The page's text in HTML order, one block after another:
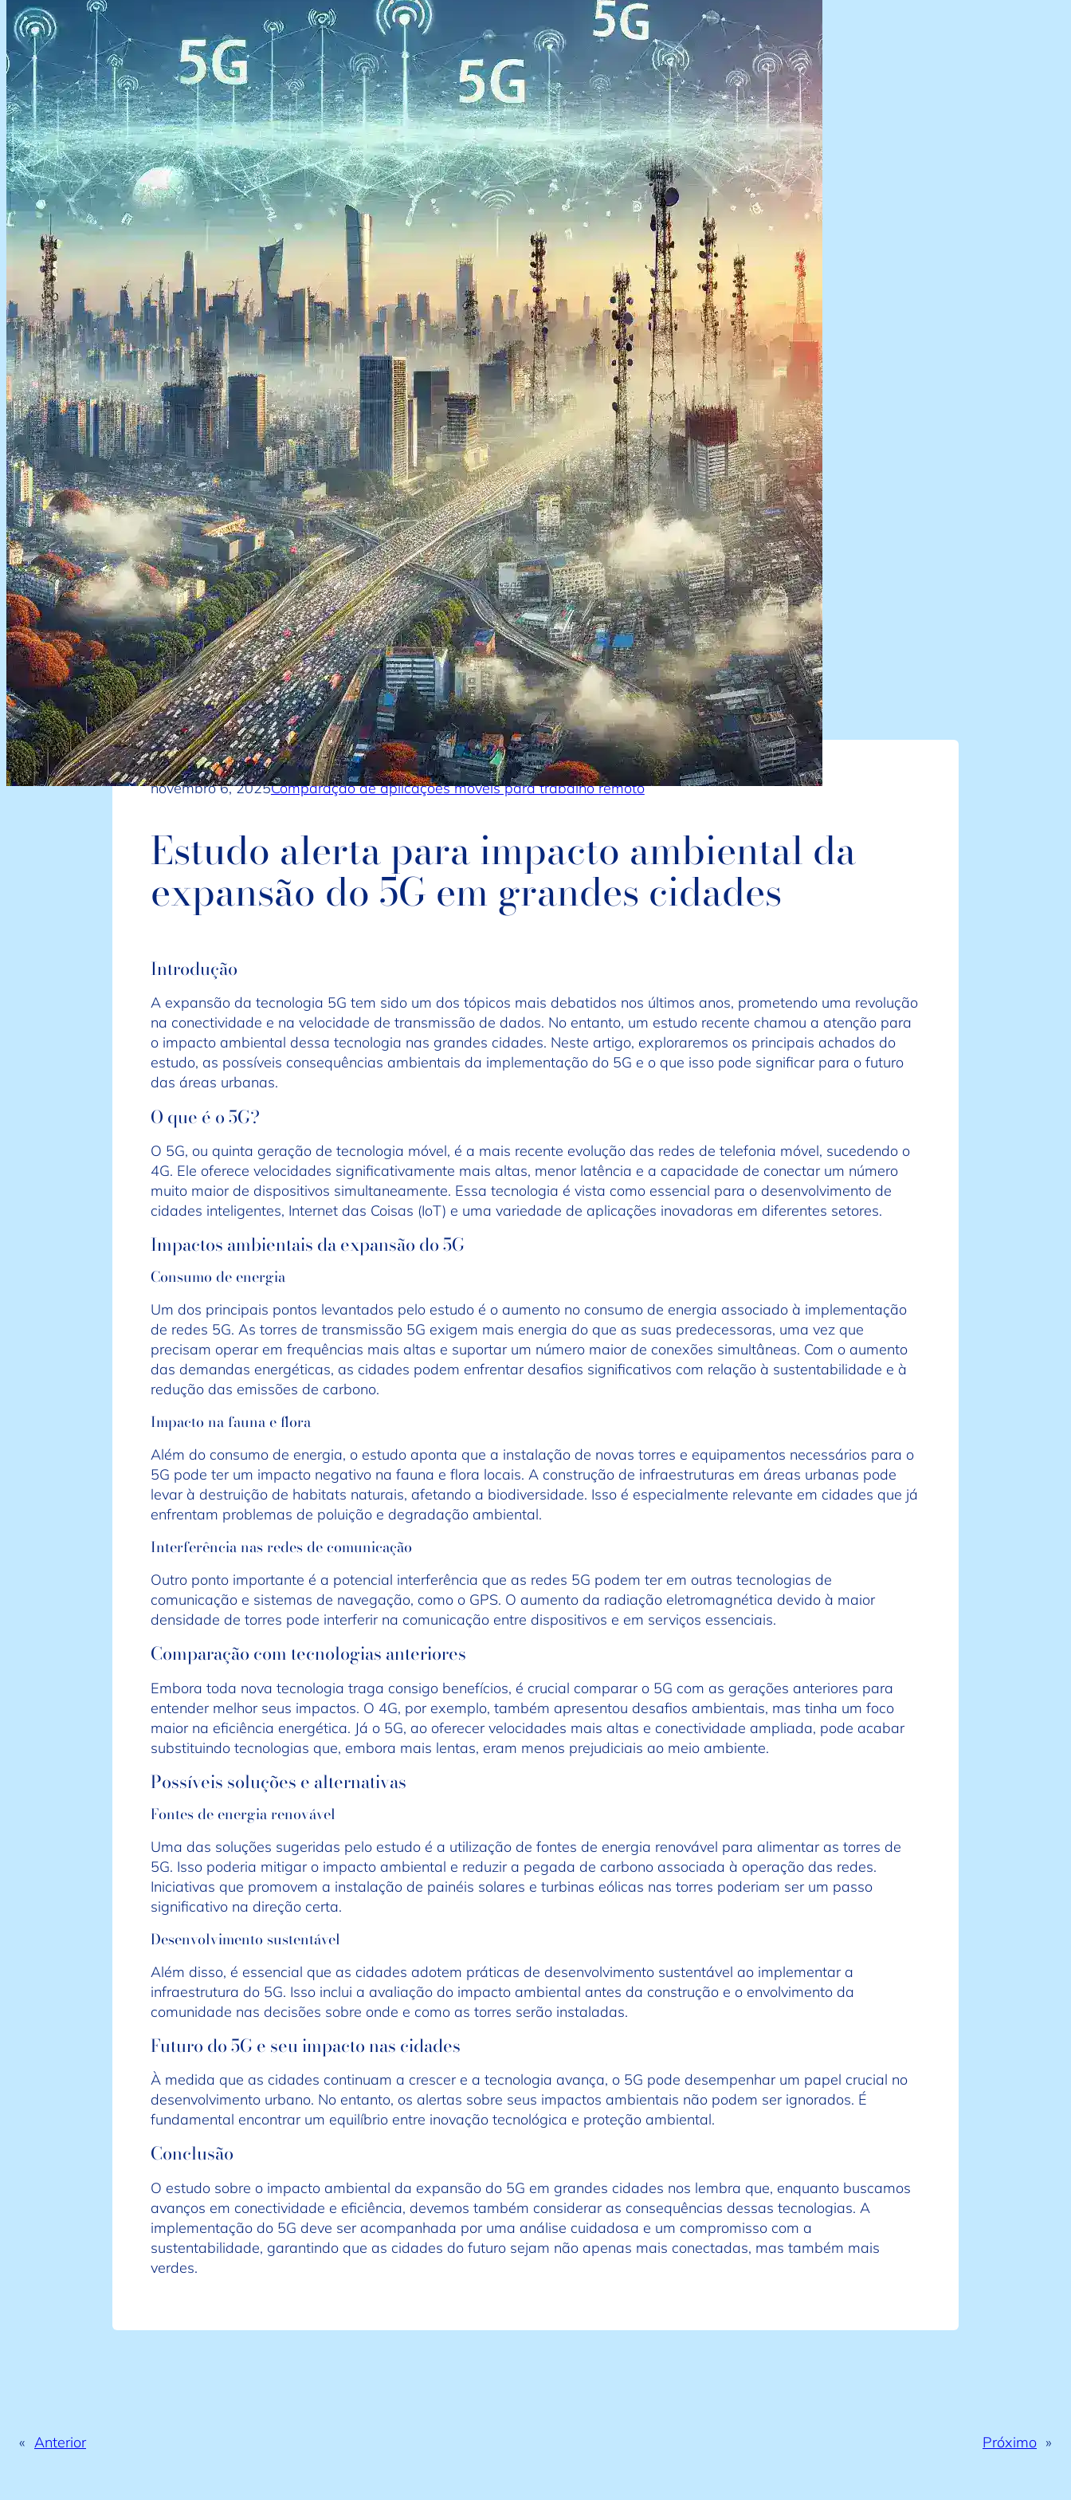
novembro 6, 2025Comparação de aplicações móveis para trabalho remoto
Estudo alerta para impacto ambiental da
expansão do 5G em grandes cidades
Introdução
A expansão da tecnologia 5G tem sido um dos tópicos mais debatidos nos últimos anos, prometendo uma revolução
na conectividade e na velocidade de transmissão de dados. No entanto, um estudo recente chamou a atenção para
o impacto ambiental dessa tecnologia nas grandes cidades. Neste artigo, exploraremos os principais achados do
estudo, as possíveis consequências ambientais da implementação do 5G e o que isso pode significar para o futuro
das áreas urbanas.
O que é o 5G?
O 5G, ou quinta geração de tecnologia móvel, é a mais recente evolução das redes de telefonia móvel, sucedendo o
4G. Ele oferece velocidades significativamente mais altas, menor latência e a capacidade de conectar um número
muito maior de dispositivos simultaneamente. Essa tecnologia é vista como essencial para o desenvolvimento de
cidades inteligentes, Internet das Coisas (IoT) e uma variedade de aplicações inovadoras em diferentes setores.
Impactos ambientais da expansão do 5G
Consumo de energia
Um dos principais pontos levantados pelo estudo é o aumento no consumo de energia associado à implementação
de redes 5G. As torres de transmissão 5G exigem mais energia do que as suas predecessoras, uma vez que
precisam operar em frequências mais altas e suportar um número maior de conexões simultâneas. Com o aumento
das demandas energéticas, as cidades podem enfrentar desafios significativos com relação à sustentabilidade e à
redução das emissões de carbono.
Impacto na fauna e flora
Além do consumo de energia, o estudo aponta que a instalação de novas torres e equipamentos necessários para o
5G pode ter um impacto negativo na fauna e flora locais. A construção de infraestruturas em áreas urbanas pode
levar à destruição de habitats naturais, afetando a biodiversidade. Isso é especialmente relevante em cidades que já
enfrentam problemas de poluição e degradação ambiental.
Interferência nas redes de comunicação
Outro ponto importante é a potencial interferência que as redes 5G podem ter em outras tecnologias de
comunicação e sistemas de navegação, como o GPS. O aumento da radiação eletromagnética devido à maior
densidade de torres pode interferir na comunicação entre dispositivos e em serviços essenciais.
Comparação com tecnologias anteriores
Embora toda nova tecnologia traga consigo benefícios, é crucial comparar o 5G com as gerações anteriores para
entender melhor seus impactos. O 4G, por exemplo, também apresentou desafios ambientais, mas tinha um foco
maior na eficiência energética. Já o 5G, ao oferecer velocidades mais altas e conectividade ampliada, pode acabar
substituindo tecnologias que, embora mais lentas, eram menos prejudiciais ao meio ambiente.
Possíveis soluções e alternativas
Fontes de energia renovável
Uma das soluções sugeridas pelo estudo é a utilização de fontes de energia renovável para alimentar as torres de
5G. Isso poderia mitigar o impacto ambiental e reduzir a pegada de carbono associada à operação das redes.
Iniciativas que promovem a instalação de painéis solares e turbinas eólicas nas torres poderiam ser um passo
significativo na direção certa.
Desenvolvimento sustentável
Além disso, é essencial que as cidades adotem práticas de desenvolvimento sustentável ao implementar a
infraestrutura do 5G. Isso inclui a avaliação do impacto ambiental antes da construção e o envolvimento da
comunidade nas decisões sobre onde e como as torres serão instaladas.
Futuro do 5G e seu impacto nas cidades
À medida que as cidades continuam a crescer e a tecnologia avança, o 5G pode desempenhar um papel crucial no
desenvolvimento urbano. No entanto, os alertas sobre seus impactos ambientais não podem ser ignorados. É
fundamental encontrar um equilíbrio entre inovação tecnológica e proteção ambiental.
Conclusão
O estudo sobre o impacto ambiental da expansão do 5G em grandes cidades nos lembra que, enquanto buscamos
avanços em conectividade e eficiência, devemos também considerar as consequências dessas tecnologias. A
implementação do 5G deve ser acompanhada por uma análise cuidadosa e um compromisso com a
sustentabilidade, garantindo que as cidades do futuro sejam não apenas mais conectadas, mas também mais
verdes.
« Anterior Próximo »